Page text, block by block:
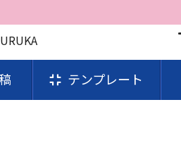
テンプレート